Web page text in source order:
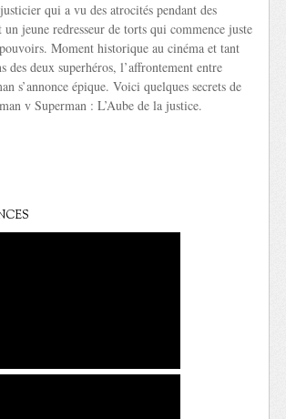
qui a vu des atrocités pendant des
un jeune redresseur de torts qui commence juste
Moment historique au cinéma et tant
des deux superhéros, l’affrontement entre
s’annonce épique. Voici quelques secrets de
v Superman : L’Aube de la justice.